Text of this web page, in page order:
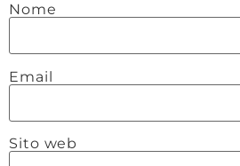
Nome
Email
Sito web